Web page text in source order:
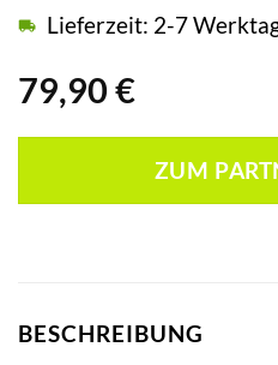
79,90 €
Lieferzeit: 2-7
ZUM
BESCHREIBUNG